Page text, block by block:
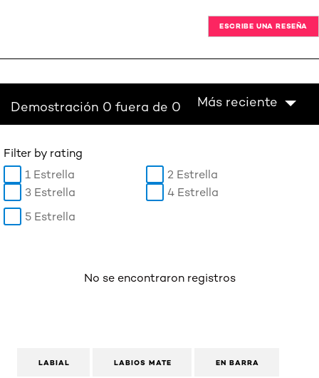
ESCRIBE UNA RESEÑA
Demostración 0 fuera de 0 Más reciente
Filter by rating
1 Estrella
2 Estrella
3 Estrella
4 Estrella
5 Estrella
No se encontraron registros
LABIAL LABIOS MATE EN BARRA